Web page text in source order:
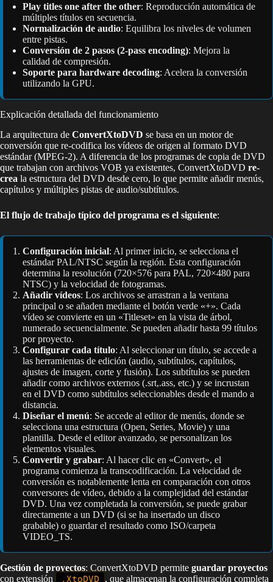
Play titles one after the other: Reproducción automática de
múltiples títulos en secuencia.
Normalización de audio: Equilibra los niveles de volumen
entre pistas.
Conversión de 2 pasos (2-pass encoding): Mejora la
calidad de compresión.
Soporte para hardware decoding: Acelera la conversión
utilizando la GPU.
Explicación detallada del funcionamiento
La arquitectura de ConvertXtoDVD se basa en un motor de
conversión que re-codifica los vídeos de origen al formato DVD
estándar (MPEG-2). A diferencia de los programas de copia de DVD
que trabajan con archivos VOB ya existentes, ConvertXtoDVD re-
crea la estructura del DVD desde cero, lo que permite añadir menús,
capítulos y múltiples pistas de audio/subtítulos.
El flujo de trabajo típico del programa es el siguiente:
Configuración inicial: Al primer inicio, se selecciona el
estándar PAL/NTSC según la región. Esta configuración
determina la resolución (720×576 para PAL, 720×480 para
NTSC) y la velocidad de fotogramas.
Añadir vídeos: Los archivos se arrastran a la ventana
principal o se añaden mediante el botón verde «+». Cada
vídeo se convierte en un «Titleset» en la vista de árbol,
numerado secuencialmente. Se pueden añadir hasta 99 títulos
por proyecto.
Configurar cada título: Al seleccionar un título, se accede a
las herramientas de edición (audio, subtítulos, capítulos,
ajustes de imagen, corte y fusión). Los subtítulos se pueden
añadir como archivos externos (.srt,.ass, etc.) y se incrustan
en el DVD como subtítulos seleccionables desde el mando a
distancia.
Diseñar el menú: Se accede al editor de menús, donde se
selecciona una estructura (Open, Series, Movie) y una
plantilla. Desde el editor avanzado, se personalizan los
elementos visuales.
Convertir y grabar: Al hacer clic en «Convert», el
programa comienza la transcodificación. La velocidad de
conversión es notablemente lenta en comparación con otros
conversores de vídeo, debido a la complejidad del estándar
DVD. Una vez completada la conversión, se puede grabar
directamente a un DVD (si se ha insertado un disco
grabable) o guardar el resultado como ISO/carpeta
VIDEO_TS.
Gestión de proyectos: ConvertXtoDVD permite guardar proyectos
con extensión
.XtoDVD , que almacenan la configuración completa